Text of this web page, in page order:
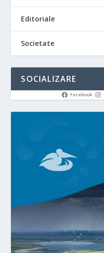
Editoriale
Societate
SOCIALIZARE
Facebook